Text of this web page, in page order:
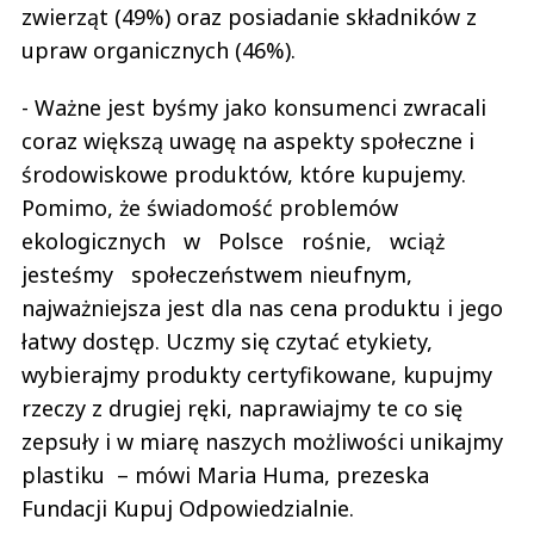
zwierząt (49%) oraz posiadanie składników z
upraw organicznych (46%).
- Ważne jest byśmy jako konsumenci zwracali
coraz większą uwagę na aspekty społeczne i
środowiskowe produktów, które kupujemy.
Pomimo, że świadomość problemów
ekologicznych w Polsce rośnie, wciąż
jesteśmy społeczeństwem nieufnym,
najważniejsza jest dla nas cena produktu i jego
łatwy dostęp. Uczmy się czytać etykiety,
wybierajmy produkty certyfikowane, kupujmy
rzeczy z drugiej ręki, naprawiajmy te co się
zepsuły i w miarę naszych możliwości unikajmy
plastiku – mówi Maria Huma, prezeska
Fundacji Kupuj Odpowiedzialnie.